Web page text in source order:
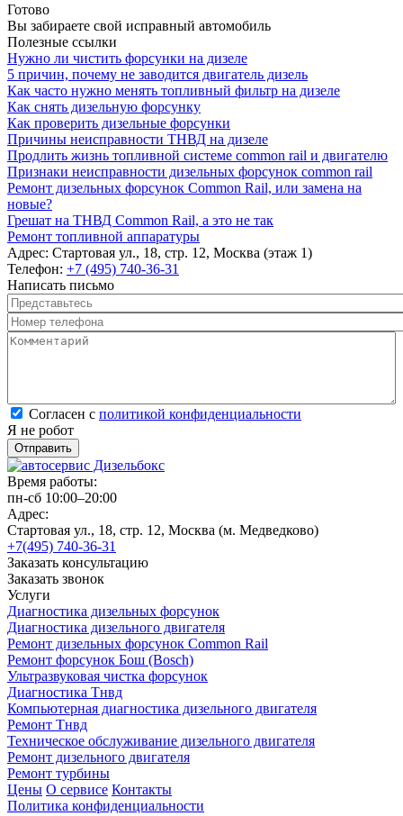
Готово
Вы забираете свой исправный автомобиль
Полезные ссылки
Нужно ли чистить форсунки на дизеле
5 причин, почему не заводится двигатель дизель
Как часто нужно менять топливный фильтр на дизеле
Как снять дизельную форсунку
Как проверить дизельные форсунки
Причины неисправности ТНВД на дизеле
Продлить жизнь топливной системе common rail и двигателю
Признаки неисправности дизельных форсунок common rail
Ремонт дизельных форсунок Common Rail, или замена на
новые?
Грешат на ТНВД Common Rail, а это не так
Ремонт топливной аппаратуры
Адрес: Стартовая ул., 18, стр. 12, Москва (этаж 1)
Телефон: +7 (495) 740-36-31
Написать письмо
Представьтесь
Номер телефона
Комментарий
Согласен с политикой конфиденциальности*
Согласен с политикой конфиденциальности
Я не робот
Время работы:
пн-сб 10:00–20:00
Адрес:
Стартовая ул., 18, стр. 12, Москва (м. Медведково)
+7(495) 740-36-31
Заказать консультацию
Заказать звонок
Услуги
Диагностика дизельных форсунок
Диагностика дизельного двигателя
Ремонт дизельных форсунок Common Rail
Ремонт форсунок Бош (Bosch)
Ультразвуковая чистка форсунок
Диагностика Тнвд
Компьютерная диагностика дизельного двигателя
Ремонт Тнвд
Техническое обслуживание дизельного двигателя
Ремонт дизельного двигателя
Ремонт турбины
Цены О сервисе Контакты
Политика конфиденциальности